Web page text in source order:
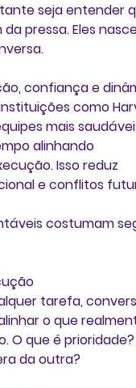
seja entender
pressa. Eles
confiança e
como
mais
alinhando
Isso reduz
e conflitos
costumam
tarefa,
o que
O que é
da outra?